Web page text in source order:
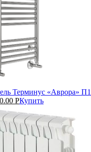
Терминус «Аврора»
РКупить